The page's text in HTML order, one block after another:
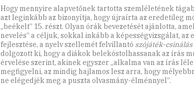
Hogy mennyire alapvetőnek tartotta szemléletének
azt leginkább az bizonyítja, hogy újraírta az eredetileg
„beékelt” 15. részt. Olyan órák bevezetését ajánlotta,
nevelés” a céljuk, sokkal inkább a képességvizsgálat, az
fejlesztése, a nyelv szellemét felvillantó szójáték-csinálás
dolgozott ki, hogy a diákok belekóstolhassanak az írás
érvelése szerint, akinek egyszer „alkalma van az írás
megfigyelni, az mindig hajlamos lesz arra, hogy
ne elégedjék meg a puszta olvasmány-élménnyel”.